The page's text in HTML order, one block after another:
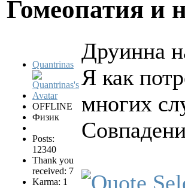
Гомеопатия и
Quantrinas
OFFLINE
Физик
Posts:
12340
Thank you
received: 7
Karma: 1
Друинна
Я как
многих